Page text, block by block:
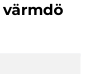
värmdö